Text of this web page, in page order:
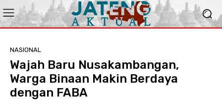
NASIONAL
Wajah Baru Nusakambangan,
Warga Binaan Makin Berdaya
dengan FABA